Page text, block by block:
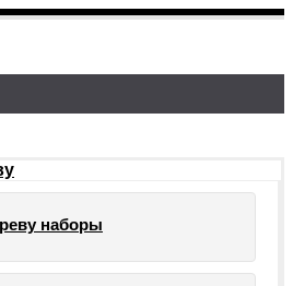
наборы